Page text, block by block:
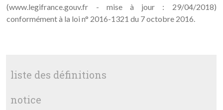
(www.legifrance.gouv.fr - mise à jour : 29/04/2018)
conformément à la loi n° 2016-1321 du 7 octobre 2016.
liste des définitions
notice